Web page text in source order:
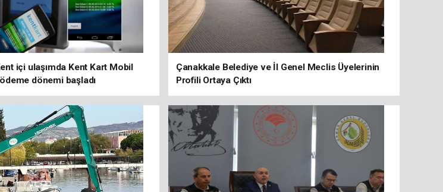
içi ulaşımda Kent Kart Mobil
dönemi başladı
Çanakkale Belediye ve İl Genel Meclis Üyelerinin
Profili Ortaya Çıktı